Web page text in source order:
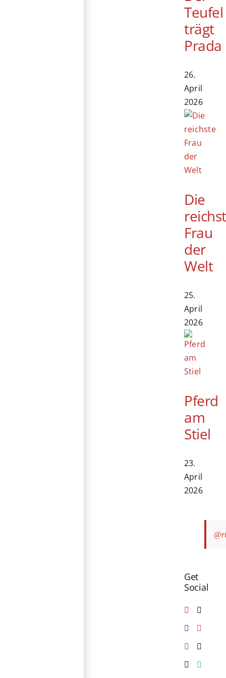
Teufel
trägt
Prada
26.
April
2026
Die
Frau
der
Welt
25.
April
2026
Pferd
am
Stiel
23.
April
2026
Get
Social